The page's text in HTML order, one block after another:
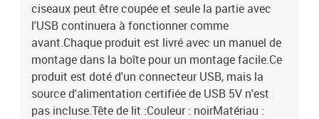
ciseaux peut être coupée et seule la partie avec
l'USB continuera à fonctionner comme
avant.Chaque produit est livré avec un manuel de
montage dans la boîte pour un montage facile.Ce
produit est doté d'un connecteur USB, mais la
source d'alimentation certifiée de USB 5V n'est
pas incluse.Tête de lit :Couleur : noirMatériau :